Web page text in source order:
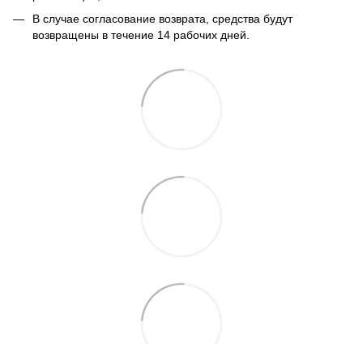
В случае согласование возврата, средства будут
возвращены в течение 14 рабочих дней.